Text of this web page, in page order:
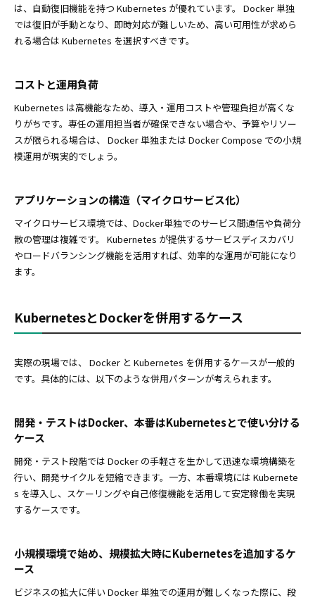
は、自動復旧機能を持つ Kubernetes が優れています。 Docker 単独
では復旧が手動となり、即時対応が難しいため、高い可用性が求めら
れる場合は Kubernetes を選択すべきです。
コストと運用負荷
Kubernetes は高機能なため、導入・運用コストや管理負担が高くな
りがちです。専任の運用担当者が確保できない場合や、予算やリソー
スが限られる場合は、 Docker 単独または Docker Compose での小規
模運用が現実的でしょう。
アプリケーションの構造（マイクロサービス化）
マイクロサービス環境では、Docker単独でのサービス間通信や負荷分
散の管理は複雑です。 Kubernetes が提供するサービスディスカバリ
やロードバランシング機能を活用すれば、効率的な運用が可能になり
ます。
KubernetesとDockerを併用するケース
実際の現場では、 Docker と Kubernetes を併用するケースが一般的
です。具体的には、以下のような併用パターンが考えられます。
開発・テストはDocker、本番はKubernetesとで使い分ける
ケース
開発・テスト段階では Docker の手軽さを生かして迅速な環境構築を
行い、開発サイクルを短縮できます。一方、本番環境には Kubernete
s を導入し、スケーリングや自己修復機能を活用して安定稼働を実現
するケースです。
小規模環境で始め、規模拡大時にKubernetesを追加するケ
ース
ビジネスの拡大に伴い Docker 単独での運用が難しくなった際に、段